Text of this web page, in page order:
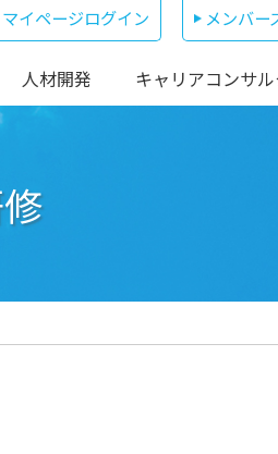
マイページログイン メンバー
人材開発 キャリアコンサ